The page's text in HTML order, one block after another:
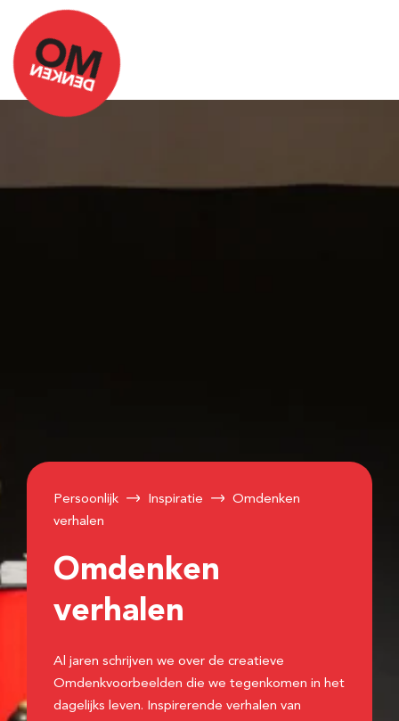
Persoonlijk Inspiratie
Omdenken
verhalen
Omdenken
verhalen
Al jaren schrijven we over de creatieve
Omdenkvoorbeelden die we tegenkomen in het
dagelijks leven. Inspirerende verhalen van